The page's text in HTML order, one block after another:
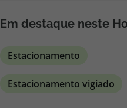
Em destaque neste
Estacionamento
Estacionamento vigiado